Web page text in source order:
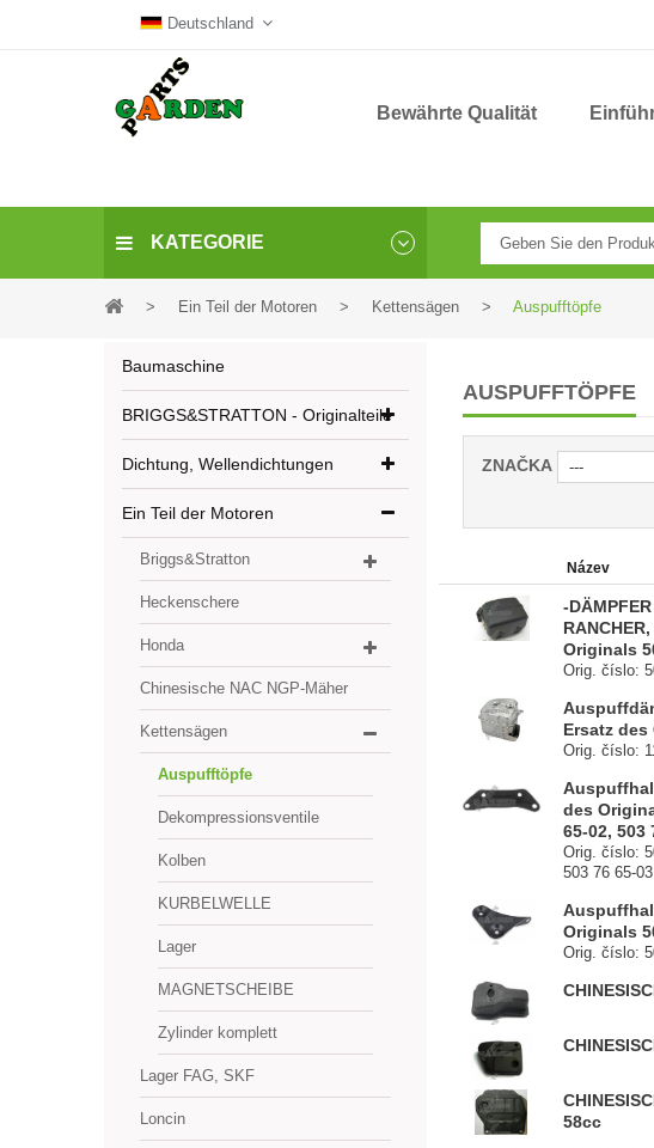
Deutschland
Bewährte Qualität
KATEGORIE
> Ein Teil der Motoren > Kettensägen > Auspufftöpfe
Baumaschine
BRIGGS&STRATTON - Originalteile
Dichtung, Wellendichtungen
Ein Teil der Motoren
Briggs&Stratton
Heckenschere
Honda
Chinesische NAC NGP-Mäher
Kettensägen
Auspufftöpfe
Dekompressionsventile
Kolben
KURBELWELLE
Lager
MAGNETSCHEIBE
Zylinder komplett
Lager FAG, SKF
Loncin
AUSPUFFTÖPFE
ZNAČKA
Název
-
Originals
Orig. číslo:
Ersatz des
Orig. číslo:
des
65-02, 503
Orig. číslo:
503 76 65-03
Originals
Orig. číslo:
58cc